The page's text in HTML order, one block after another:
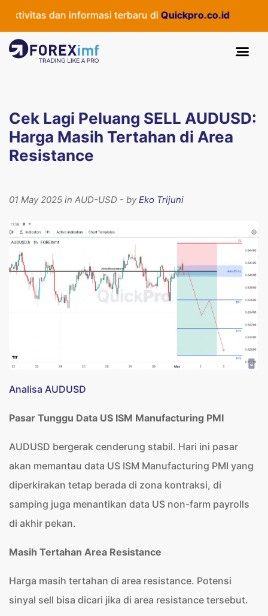
dan informasi terbaru diQuickpro.co.id
Cek Lagi Peluang SELL AUDUSD:
Harga Masih Tertahan di Area
Resistance
01 May 2025 in AUD-USD - byEko Trijuni
Analisa AUDUSD
Pasar Tunggu Data US ISM Manufacturing PMI
AUDUSD bergerak cenderung stabil. Hari ini pasar
akan memantau data US ISM Manufacturing PMI yang
diperkirakan tetap berada di zona kontraksi, di
samping juga menantikan data US non-farm payrolls
di akhir pekan.
Masih Tertahan Area Resistance
Harga masih tertahan di area resistance. Potensi
sinyal sell bisa dicari jika di area resistance tersebut.